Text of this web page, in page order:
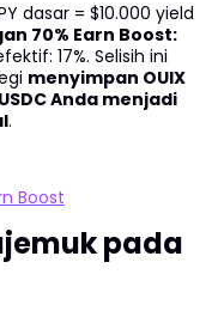
dasar = $10.000 yield
70% Earn Boost:
17%. Selisih ini
menyimpan OUIX
Anda menjadi
.
Boost
pada